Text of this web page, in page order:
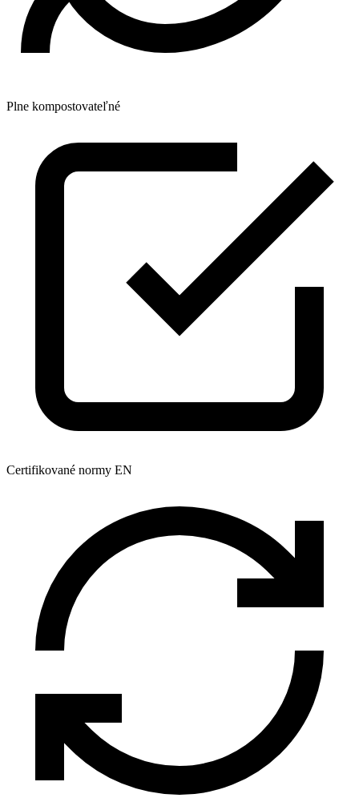
Plne kompostovateľné
Certifikované normy EN